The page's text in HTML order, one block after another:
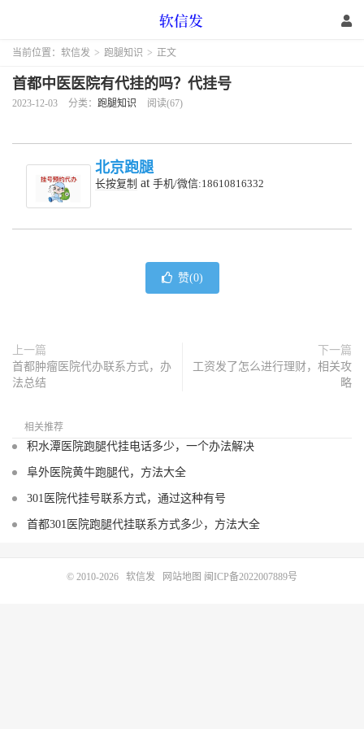
当前位置： 软信发 > 跑腿知识 > 正文
首都中医医院有代挂的吗？代挂号
2023-12-03 分类： 跑腿知识 阅读(67)
北京跑腿
长按复制 at 手机/微信:18610816332
赞(0)
上一篇
首都肿瘤医院代办联系方式，办
法总结
下一篇
工资发了怎么进行理财，相关攻
略
相关推荐
积水潭医院跑腿代挂电话多少，一个办法解决
阜外医院黄牛跑腿代，方法大全
301医院代挂号联系方式，通过这种有号
首都301医院跑腿代挂联系方式多少，方法大全
© 2010-2026 软信发 网站地图 闽ICP备2022007889号